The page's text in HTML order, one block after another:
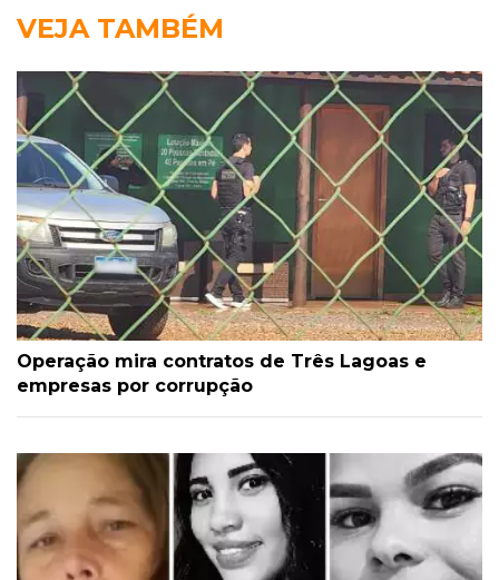
VEJA TAMBÉM
Operação mira contratos de Três Lagoas e
empresas por corrupção